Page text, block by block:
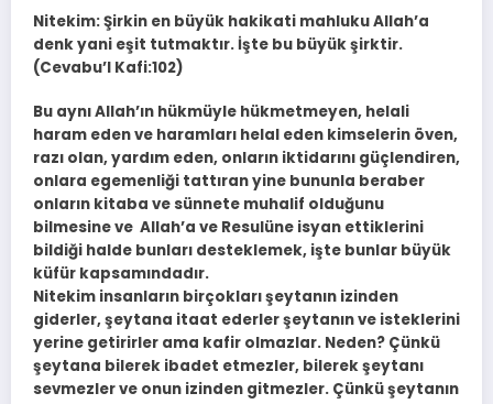
Nitekim: Şirkin en büyük hakikati mahluku Allah’a
denk yani eşit tutmaktır. İşte bu büyük şirktir.
(Cevabu’l Kafi:102)
Bu aynı Allah’ın hükmüyle hükmetmeyen, helali
haram eden ve haramları helal eden kimselerin öven,
razı olan, yardım eden, onların iktidarını güçlendiren,
onlara egemenliği tattıran yine bununla beraber
onların kitaba ve sünnete muhalif olduğunu
bilmesine ve Allah’a ve Resulüne isyan ettiklerini
bildiği halde bunları desteklemek, işte bunlar büyük
küfür kapsamındadır.
Nitekim insanların birçokları şeytanın izinden
giderler, şeytana itaat ederler şeytanın ve isteklerini
yerine getirirler ama kafir olmazlar. Neden? Çünkü
şeytana bilerek ibadet etmezler, bilerek şeytanı
sevmezler ve onun izinden gitmezler. Çünkü şeytanın